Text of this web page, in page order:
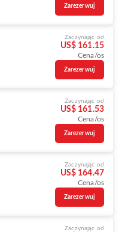
Zarezerwuj
Zaczynając od
US$ 161.15
Cena/os
Zarezerwuj
Zaczynając od
US$ 161.53
Cena/os
Zarezerwuj
Zaczynając od
US$ 164.47
Cena/os
Zarezerwuj
Zaczynając od